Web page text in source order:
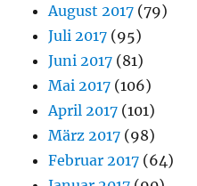
August 2017 (79)
Juli 2017 (95)
Juni 2017 (81)
Mai 2017 (106)
April 2017 (101)
März 2017 (98)
Februar 2017 (64)